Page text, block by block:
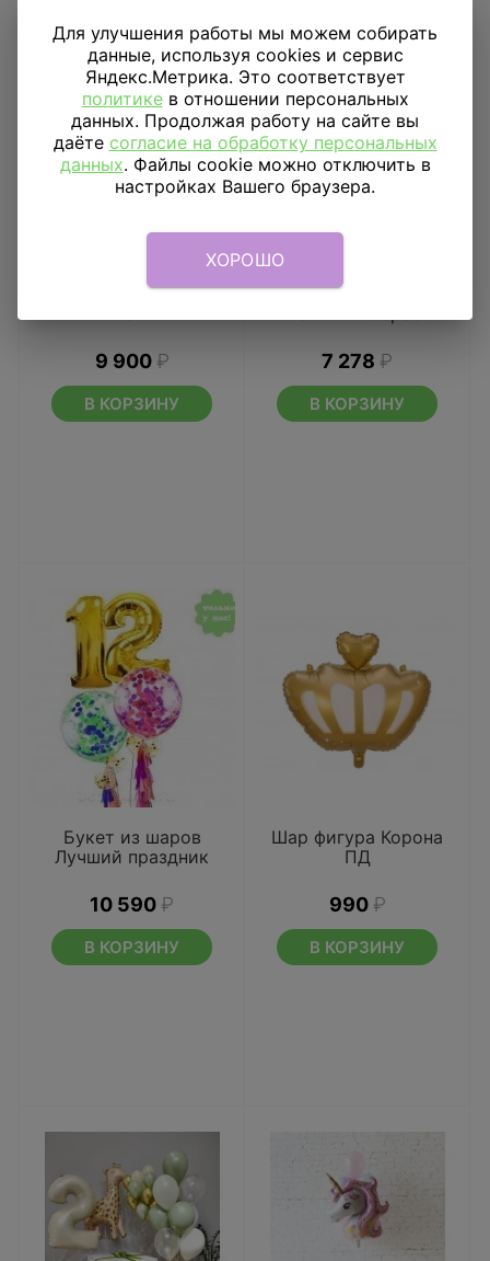
Композиция «Жираф и
9 900 ₽
В КОРЗИНУ
Букет из шаров
7 278 ₽
В КОРЗИНУ
Букет из шаров
Лучший праздник
10 590 ₽
В КОРЗИНУ
Шар фигура Корона
ПД
990 ₽
В КОРЗИНУ
Для улучшения работы мы можем собирать
данные, используя cookies и сервис
Яндекс.Метрика. Это соответствует
политикев отношении персональных
данных. Продолжая работу на сайте вы
даёте согласие на обработку персональных
данных. Файлы cookie можно отключить в
настройках Вашего браузера.
ХОРОШО